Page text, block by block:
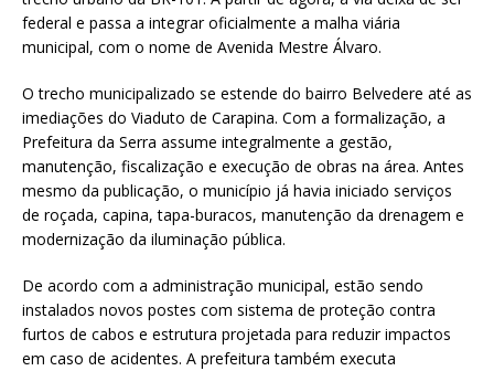
A
p
p
federal e passa a integrar oficialmente a malha viária
municipal, com o nome de Avenida Mestre Álvaro.
O trecho municipalizado se estende do bairro Belvedere até as
imediações do Viaduto de Carapina. Com a formalização, a
Prefeitura da Serra assume integralmente a gestão,
manutenção, fiscalização e execução de obras na área. Antes
mesmo da publicação, o município já havia iniciado serviços
de roçada, capina, tapa-buracos, manutenção da drenagem e
modernização da iluminação pública.
De acordo com a administração municipal, estão sendo
instalados novos postes com sistema de proteção contra
furtos de cabos e estrutura projetada para reduzir impactos
em caso de acidentes. A prefeitura também executa